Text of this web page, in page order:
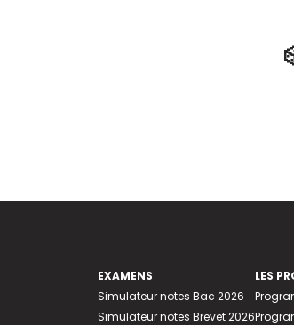
EXAMENS
Simulateur notes Bac 2026
Simulateur notes Brevet 2026
LES